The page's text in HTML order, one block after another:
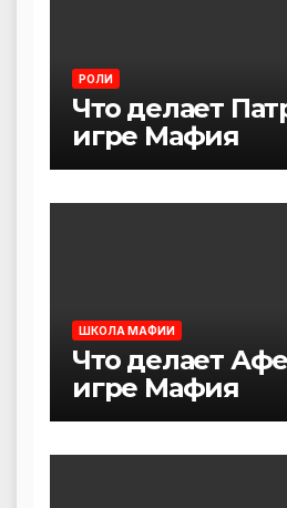
РОЛИ
Что делает
игре Мафия
ШКОЛА МАФИИ
Что делает
игре Мафия